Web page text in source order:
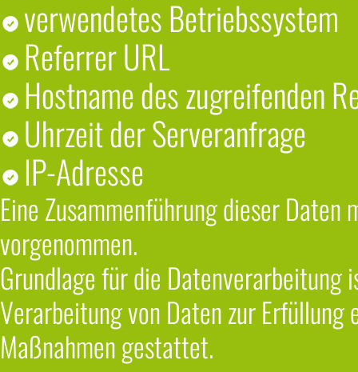
verwendetes Betriebssystem
Referrer URL
Hostname des zugreifenden
Uhrzeit der Serveranfrage
IP-Adresse
Eine Zusammenführung dieser
vorgenommen.
Grundlage für die Datenverarbeitung
Verarbeitung von Daten zur
Maßnahmen gestattet.